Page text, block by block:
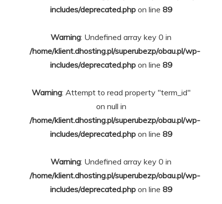
includes/deprecated.phpon line 89
Warning: Undefined array key 0 in
/home/klient.dhosting.pl/superubezp/obau.pl/wp-
includes/deprecated.phpon line 89
Warning: Attempt to read property "term_id"
on null in
/home/klient.dhosting.pl/superubezp/obau.pl/wp-
includes/deprecated.phpon line 89
Warning: Undefined array key 0 in
/home/klient.dhosting.pl/superubezp/obau.pl/wp-
includes/deprecated.phpon line 89